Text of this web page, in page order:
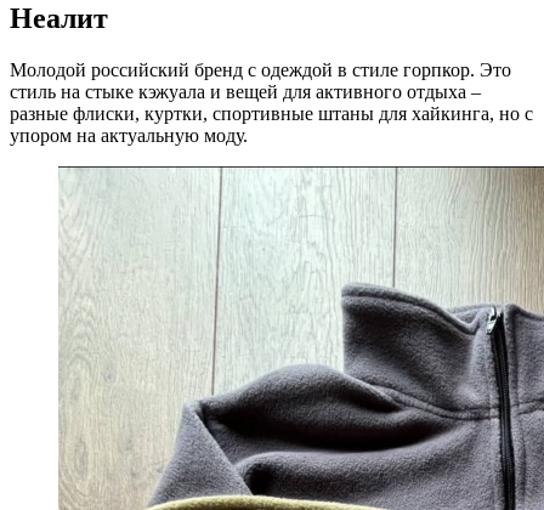
Неалит
Молодой российский бренд с одеждой в стиле горпкор. Это
стиль на стыке кэжуала и вещей для активного отдыха –
разные флиски, куртки, спортивные штаны для хайкинга, но с
упором на актуальную моду.